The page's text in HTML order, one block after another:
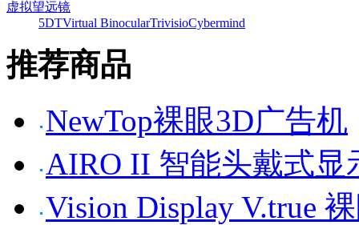
虚拟望远镜
5DTVirtual BinocularTrivisioCybermind
推荐商品
NewTop裸眼3D广告机
AIRO II 智能头戴式显
Vision Display V.true